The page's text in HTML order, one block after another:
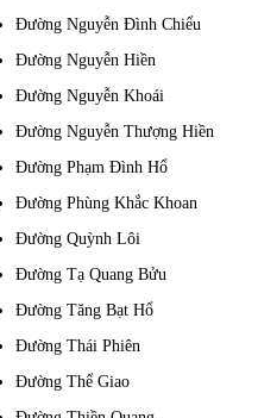
Đường Nguyễn Đình Chiểu
Đường Nguyễn Hiền
Đường Nguyễn Khoái
Đường Nguyễn Thượng Hiền
Đường Phạm Đình Hổ
Đường Phùng Khắc Khoan
Đường Quỳnh Lôi
Đường Tạ Quang Bửu
Đường Tăng Bạt Hổ
Đường Thái Phiên
Đường Thể Giao